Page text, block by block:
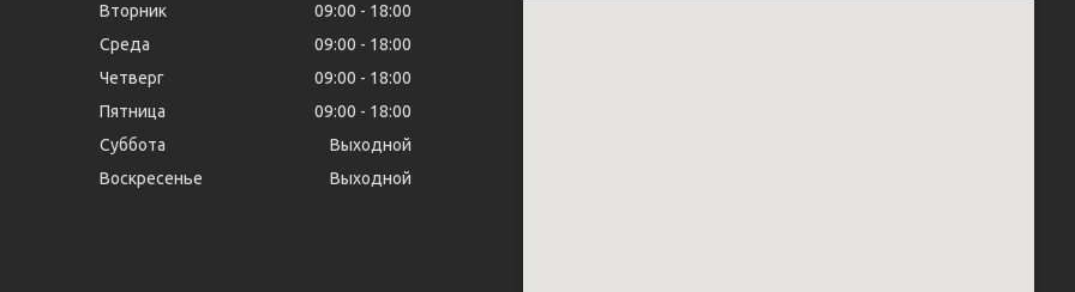
Вторник
09:00
18:00
Среда
09:00
18:00
Четверг
09:00
18:00
Пятница
09:00
18:00
Суббота
Выходной
Воскресенье
Выходной